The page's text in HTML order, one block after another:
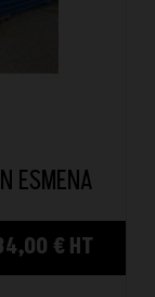
ESMENA
€ HT